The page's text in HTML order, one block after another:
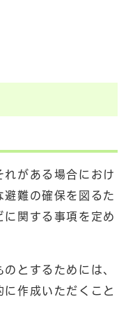
がある場合におけ
難の確保を図るた
関する事項を定め
とするためには、
作成いただくこと